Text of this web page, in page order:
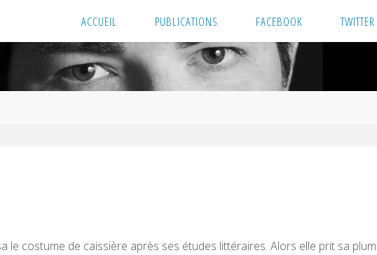
ACCUEIL PUBLICATIONS FACEBOOK TWITTER
le costume de caissière après ses études littéraires. Alors elle prit sa